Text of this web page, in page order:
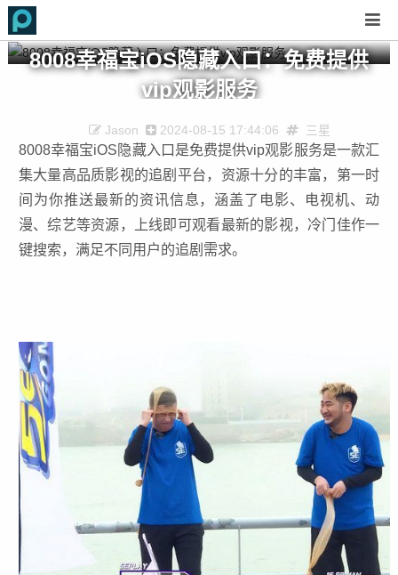
8008幸福宝iOS隐藏入口：免费提供
vip观影服务
Jason 2024-08-15 17:44:06 三星
8008幸福宝iOS隐藏入口是免费提供vip观影服务是一款汇
集大量高品质影视的追剧平台，资源十分的丰富，第一时
间为你推送最新的资讯信息，涵盖了电影、电视机、动
漫、综艺等资源，上线即可观看最新的影视，冷门佳作一
键搜索，满足不同用户的追剧需求。